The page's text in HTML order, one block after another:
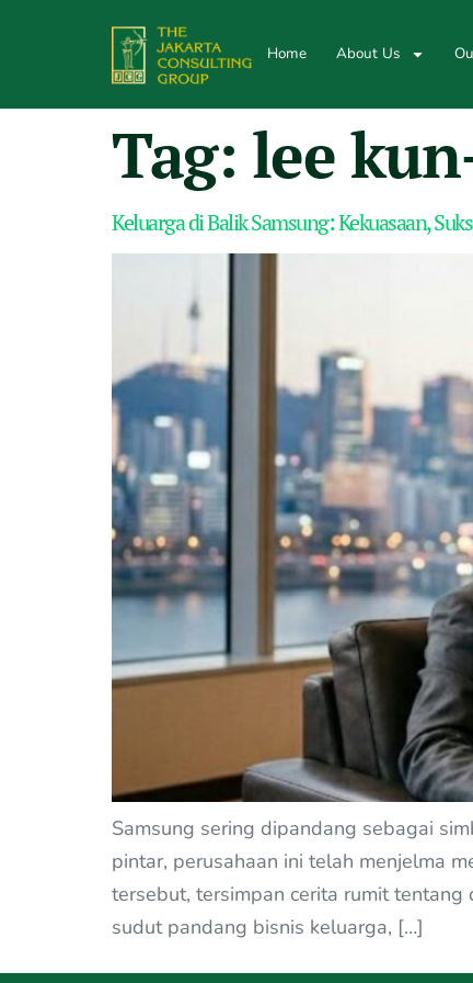
Home About Us
Tag: lee
Keluarga di Balik Samsung: Kekuasaan,
Samsung sering dipandang sebagai
pintar, perusahaan ini telah menjelma
tersebut, tersimpan cerita rumit
sudut pandang bisnis keluarga, […]